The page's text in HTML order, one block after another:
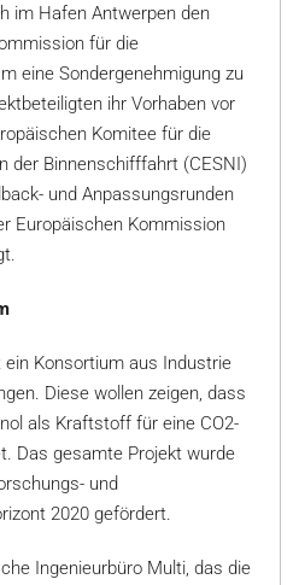
im Hafen Antwerpen den
für die
eine Sondergenehmigung zu
ihr Vorhaben vor
Komitee für die
der Binnenschifffahrt (CESNI)
und Anpassungsrunden
Europäischen Kommission
Konsortium aus Industrie
Diese wollen zeigen, dass
als Kraftstoff für eine CO2-
Das gesamte Projekt wurde
und
2020 gefördert.
Ingenieurbüro Multi, das die